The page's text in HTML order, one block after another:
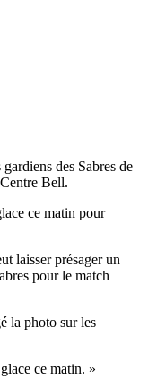
des Sabres de
Bell.
ce matin pour
laisser présager un
pour le match
la photo sur les
ce matin. »